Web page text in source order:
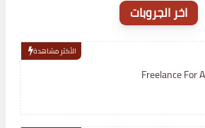
اخر الجروبات
الأكثر مشاهدة
Freelance For